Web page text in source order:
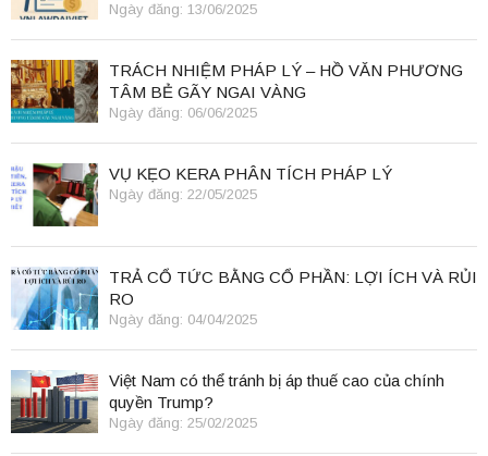
Ngày đăng: 13/06/2025
TRÁCH NHIỆM PHÁP LÝ – HỒ VĂN PHƯƠNG
TÂM BẺ GÃY NGAI VÀNG
Ngày đăng: 06/06/2025
VỤ KẸO KERA PHÂN TÍCH PHÁP LÝ
Ngày đăng: 22/05/2025
TRẢ CỔ TỨC BẰNG CỔ PHẦN: LỢI ÍCH VÀ RỦI
RO
Ngày đăng: 04/04/2025
Việt Nam có thể tránh bị áp thuế cao của chính
quyền Trump?
Ngày đăng: 25/02/2025